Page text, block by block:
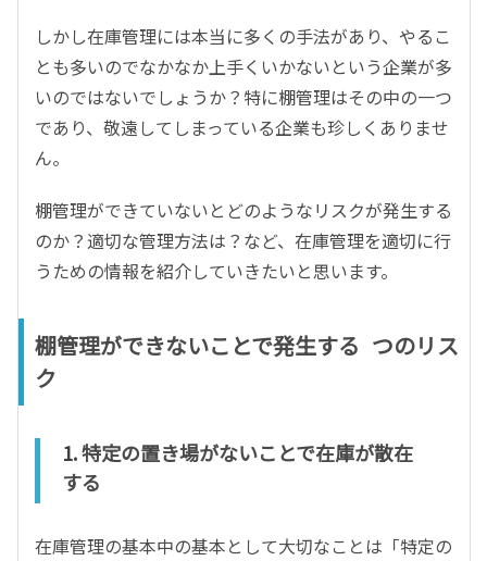
しかし在庫管理には本当に多くの手法があり、やるこ
とも多いのでなかなか上手くいかないという企業が多
いのではないでしょうか？特に棚管理はその中の一つ
であり、敬遠してしまっている企業も珍しくありませ
ん。
棚管理ができていないとどのようなリスクが発生する
のか？適切な管理方法は？など、在庫管理を適切に行
うための情報を紹介していきたいと思います。
棚管理ができないことで発生する つのリス
ク
1.特定の置き場がないことで在庫が散在
する
在庫管理の基本中の基本として大切なことは「特定の